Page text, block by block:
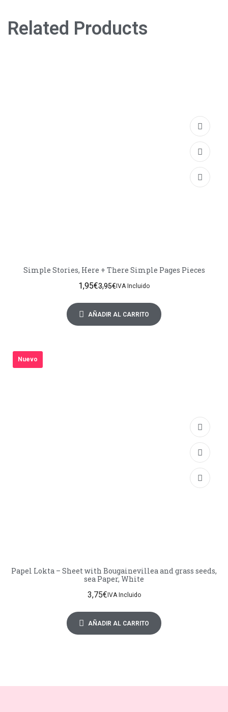
Related Products
Simple Stories, Here + There Simple Pages Pieces
3,95€
1,95€ IVA Incluido
AÑADIR AL CARRITO
Nuevo
Papel Lokta – Sheet with Bougainevillea and grass seeds,
sea Paper, White
3,75€ IVA Incluido
AÑADIR AL CARRITO